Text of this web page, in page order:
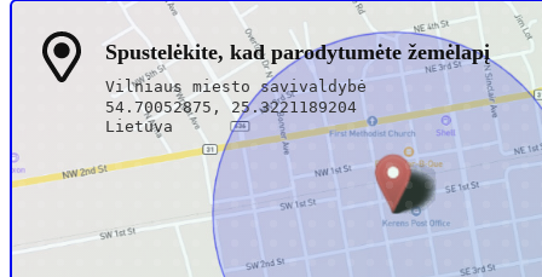
Spustelėkite, kad parodytumėte žemėlapį
Vilniaus miesto savivaldybė
54.70052875, 25.3221189204
Lietuva